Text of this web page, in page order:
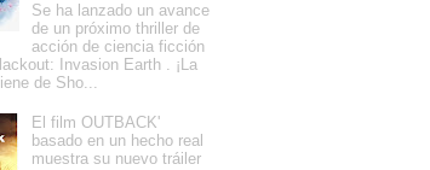
Se ha lanzado un avance
de un próximo thriller de
acción de ciencia ficción
Invasion Earth . ¡La
de Sho...
El film OUTBACK'
basado en un hecho real
muestra su nuevo tráiler